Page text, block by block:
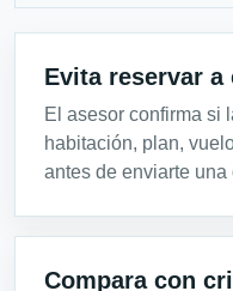
Evita reservar a
El asesor confirma si
habitación, plan,
antes de enviarte una
Compara con